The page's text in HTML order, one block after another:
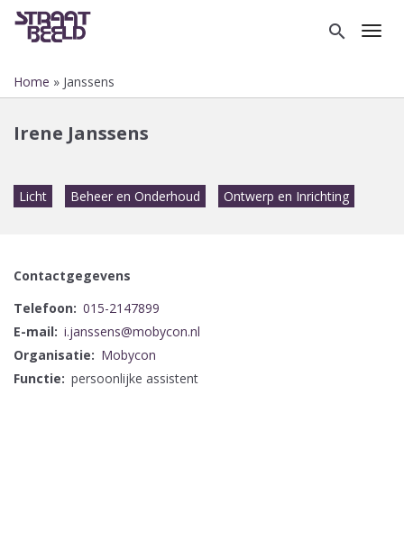
Overslaan
inhoud
gaan
search
Kruimelpad
Home Janssens
Irene Janssens
Licht Beheer en Onderhoud Ontwerp en Inrichting
Contactgegevens
Telefoon
015-2147899
E-mail
i.janssens@mobycon.nl
Organisatie
Mobycon
Functie
persoonlijke assistent